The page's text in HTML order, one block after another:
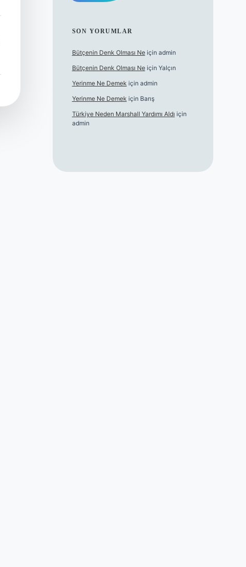
SON YORUMLAR
Bütçenin Denk Olması Neiçin admin
Bütçenin Denk Olması Neiçin Yalçın
Yerinme Ne Demek için admin
Yerinme Ne Demek için Barış
Türkiye Neden Marshall Yardımı Aldı için
admin